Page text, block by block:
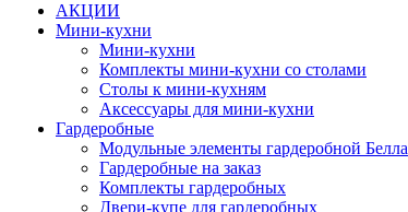
АКЦИИ
Мини-кухни
Мини-кухни
Комплекты мини-кухни со столами
Столы к мини-кухням
Аксессуары для мини-кухни
Гардеробные
Модульные элементы гардеробной Белла
Гардеробные на заказ
Комплекты гардеробных
Двери-купе для гардеробных